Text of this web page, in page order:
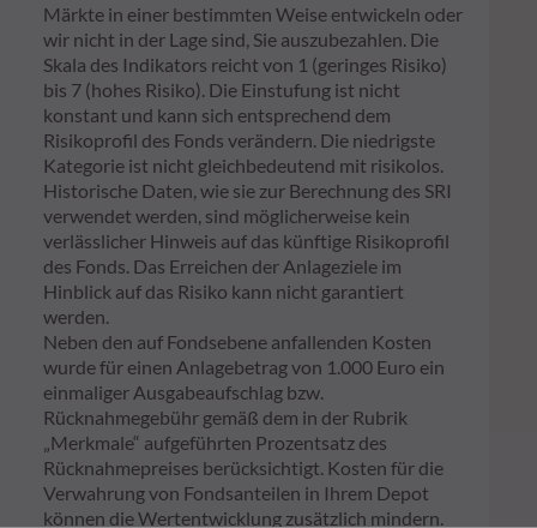
Märkte in einer bestimmten Weise entwickeln oder
wir nicht in der Lage sind, Sie auszubezahlen. Die
Skala des Indikators reicht von 1 (geringes Risiko)
bis 7 (hohes Risiko). Die Einstufung ist nicht
konstant und kann sich entsprechend dem
Risikoprofil des Fonds verändern. Die niedrigste
Kategorie ist nicht gleichbedeutend mit risikolos.
Historische Daten, wie sie zur Berechnung des SRI
verwendet werden, sind möglicherweise kein
verlässlicher Hinweis auf das künftige Risikoprofil
des Fonds. Das Erreichen der Anlageziele im
Hinblick auf das Risiko kann nicht garantiert
werden.
Neben den auf Fondsebene anfallenden Kosten
wurde für einen Anlagebetrag von 1.000 Euro ein
einmaliger Ausgabeaufschlag bzw.
Rücknahmegebühr gemäß dem in der Rubrik
„Merkmale“ aufgeführten Prozentsatz des
Rücknahmepreises berücksichtigt. Kosten für die
Verwahrung von Fondsanteilen in Ihrem Depot
können die Wertentwicklung zusätzlich mindern.